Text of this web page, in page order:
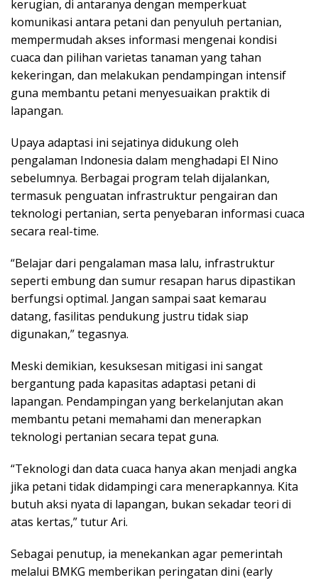
kerugian, di antaranya dengan memperkuat
komunikasi antara petani dan penyuluh pertanian,
mempermudah akses informasi mengenai kondisi
cuaca dan pilihan varietas tanaman yang tahan
kekeringan, dan melakukan pendampingan intensif
guna membantu petani menyesuaikan praktik di
lapangan.
Upaya adaptasi ini sejatinya didukung oleh
pengalaman Indonesia dalam menghadapi El Nino
sebelumnya. Berbagai program telah dijalankan,
termasuk penguatan infrastruktur pengairan dan
teknologi pertanian, serta penyebaran informasi cuaca
secara real-time.
“Belajar dari pengalaman masa lalu, infrastruktur
seperti embung dan sumur resapan harus dipastikan
berfungsi optimal. Jangan sampai saat kemarau
datang, fasilitas pendukung justru tidak siap
digunakan,” tegasnya.
Meski demikian, kesuksesan mitigasi ini sangat
bergantung pada kapasitas adaptasi petani di
lapangan. Pendampingan yang berkelanjutan akan
membantu petani memahami dan menerapkan
teknologi pertanian secara tepat guna.
“Teknologi dan data cuaca hanya akan menjadi angka
jika petani tidak didampingi cara menerapkannya. Kita
butuh aksi nyata di lapangan, bukan sekadar teori di
atas kertas,” tutur Ari.
Sebagai penutup, ia menekankan agar pemerintah
melalui BMKG memberikan peringatan dini (early